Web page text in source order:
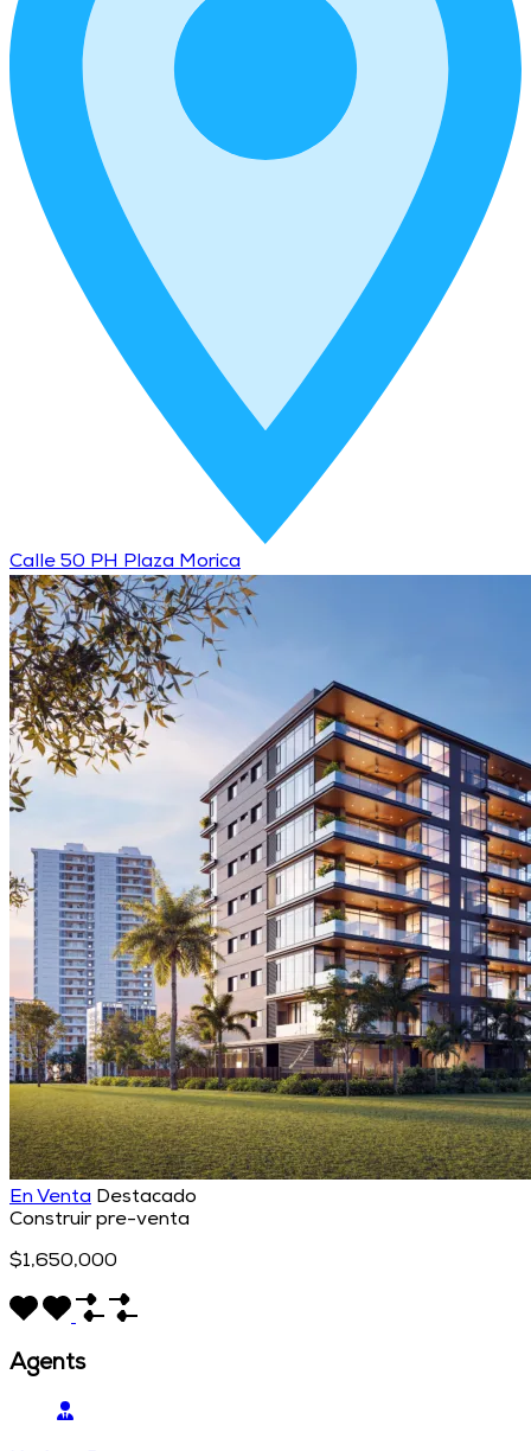
Calle 50 PH Plaza Morica
En Venta Destacado
Construir pre-venta
$1,650,000
Agents